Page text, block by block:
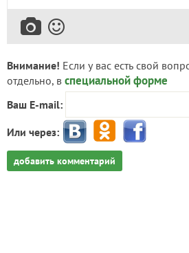
Внимание! Если у вас есть свой
отдельно, в специальной форме
Ваш E-mail:
Или через:
добавить комментарий